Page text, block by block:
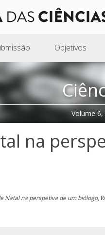
Objetivos
Volume
na
Natal na perspetiva de um biólogo,